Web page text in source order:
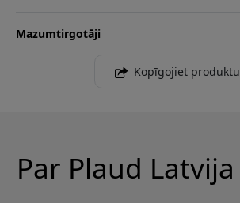
Mazumtirgotāji
Kopīgojiet produktu
Par Plaud Latvija